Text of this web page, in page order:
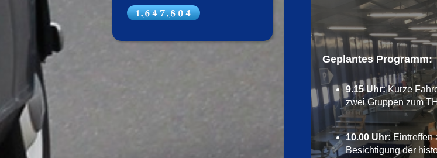
Geplantes Programm:
9.15 Uhr:Kurze
zwei Gruppen zum
10.00 Uhr: Eintreffen
Besichtigung der